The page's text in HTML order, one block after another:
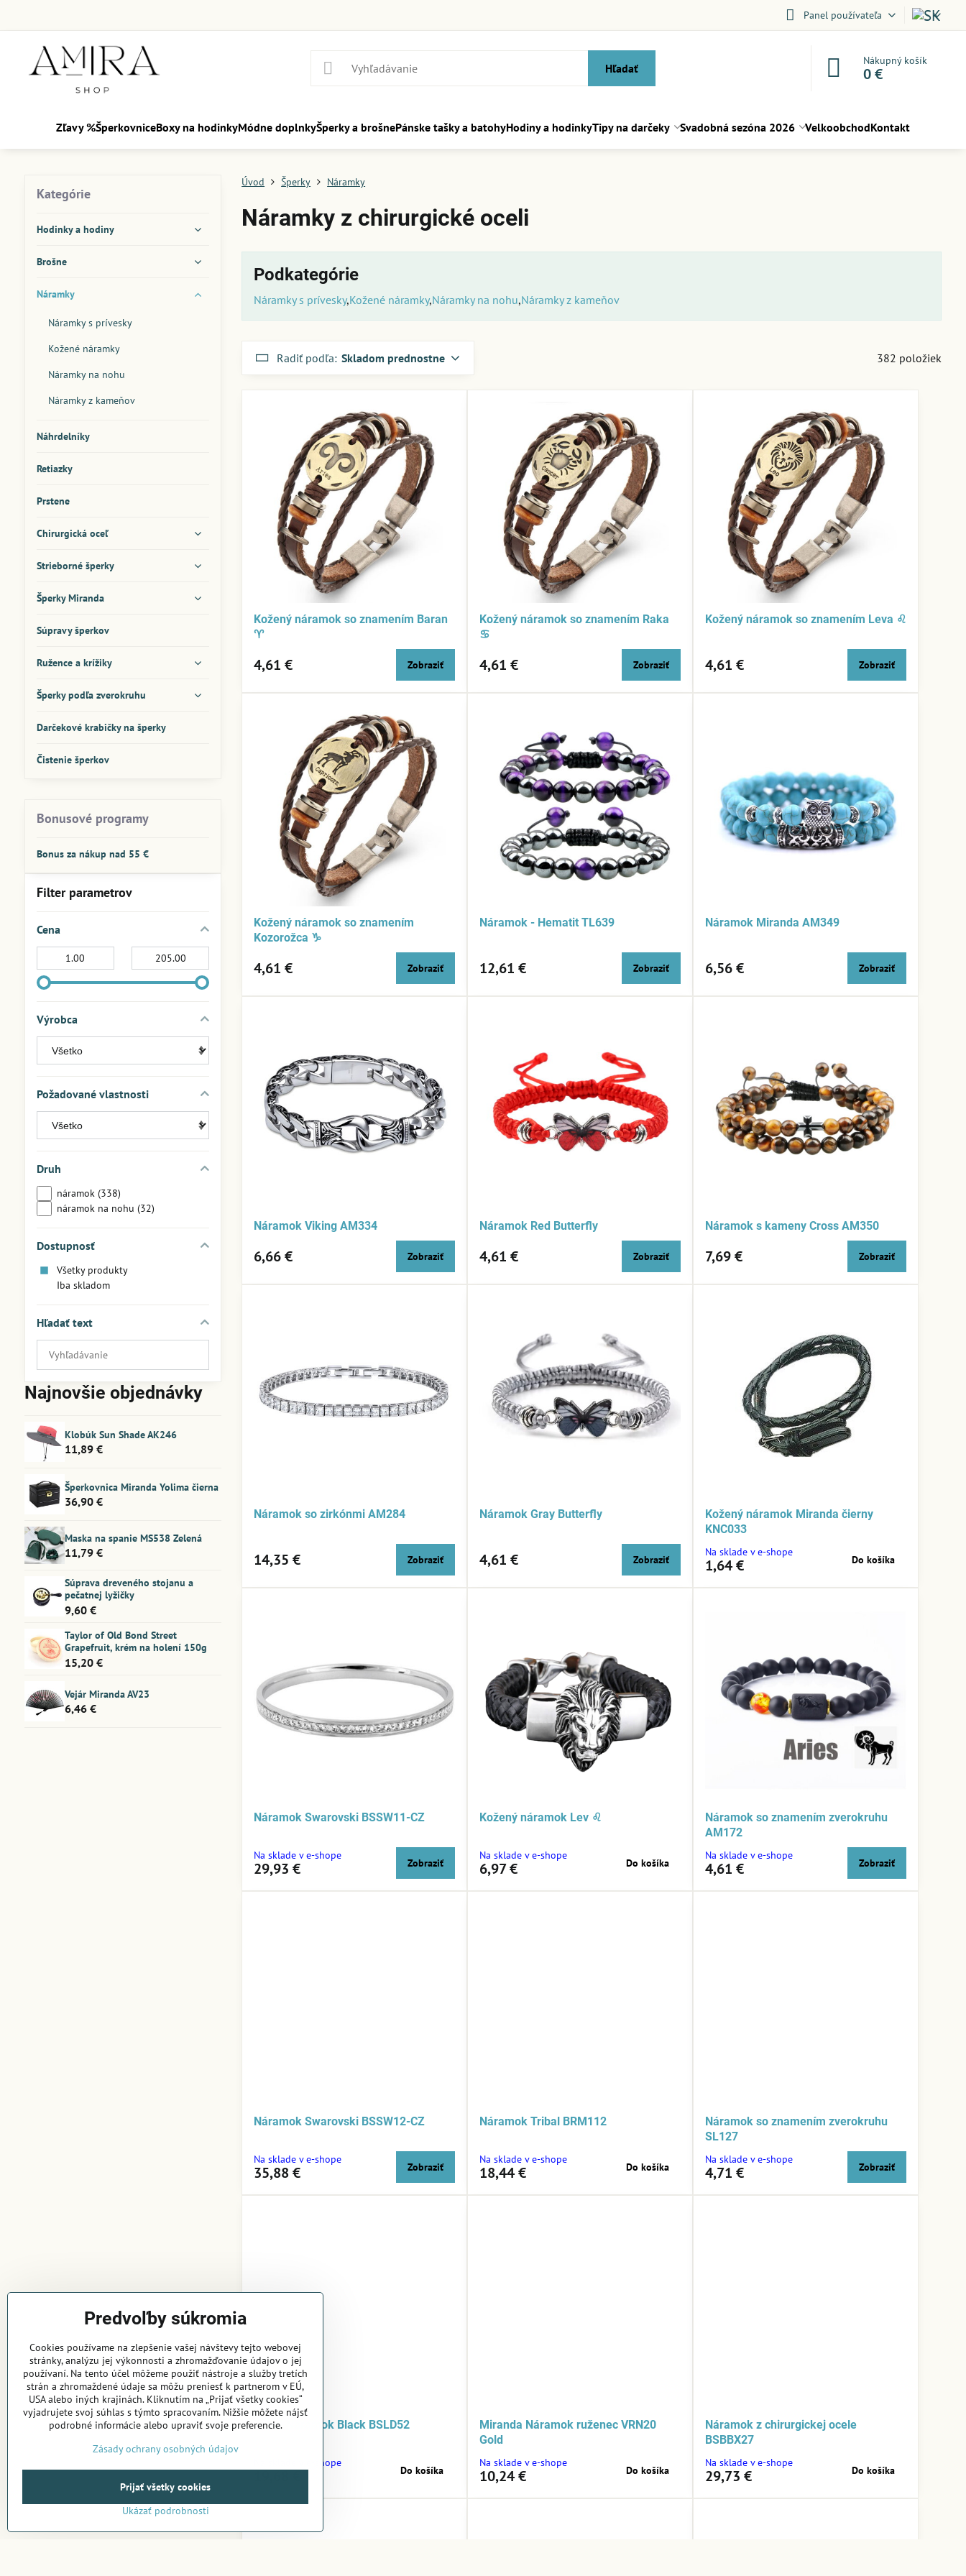
Panel používateľa
Hľadať
Nákupný košík
0 €
Zľavy %ŠperkovniceBoxy na hodinkyMódne doplnkyŠperky a brošnePánske tašky a batohyHodiny a hodinkyTipy na darčeky Svadobná sezóna 2026 VelkoobchodKontakt
Úvod Šperky Náramky
Náramky z chirurgické oceli
Podkategórie
Náramky s prívesky Kožené náramky Náramky na nohu Náramky z kameňov
Radiť podľa: Skladom prednostne 382 položiek
Kožený náramok so znamením Baran
♈
4,61 € Zobraziť
Kožený náramok so znamením Raka
♋
4,61 € Zobraziť
Kožený náramok so znamením Leva ♌
4,61 € Zobraziť
Kožený náramok so znamením
Kozorožca ♑
4,61 € Zobraziť
Náramok - Hematit TL639
12,61 € Zobraziť
Náramok Miranda AM349
6,56 € Zobraziť
Náramok Viking AM334
6,66 € Zobraziť
Náramok Red Butterfly
4,61 € Zobraziť
Náramok s kameny Cross AM350
7,69 € Zobraziť
Náramok so zirkónmi AM284
14,35 € Zobraziť
Náramok Gray Butterfly
4,61 € Zobraziť
Kožený náramok Miranda čierny
KNC033
Na sklade v e-shope
1,64 € Do košíka
Náramok Swarovski BSSW11-CZ
Na sklade v e-shope
29,93 € Zobraziť
Kožený náramok Lev ♌
Na sklade v e-shope
6,97 € Do košíka
Náramok so znamením zverokruhu
AM172
Na sklade v e-shope
4,61 € Zobraziť
Náramok Swarovski BSSW12-CZ
Na sklade v e-shope
35,88 € Zobraziť
Náramok Tribal BRM112
Na sklade v e-shope
18,44 € Do košíka
Náramok so znamením zverokruhu
SL127
Na sklade v e-shope
4,71 € Zobraziť
Tribal Náramok Black BSLD52
Na sklade v e-shope
19,68 € Do košíka
Miranda Náramok ruženec VRN20
Gold
Na sklade v e-shope
10,24 € Do košíka
Náramok z chirurgickej ocele
BSBBX27
Na sklade v e-shope
29,73 € Do košíka
Filter parametrov
Cena
Výrobca
Požadované vlastnosti
Druh
náramok (338)
náramok na nohu (32)
Dostupnosť
Všetky produkty
Iba skladom
Hľadať text
Prehľadať
výsledky
filtra
fulltextom
Kategórie
Hodinky a hodiny
Brošne
Náramky
Náramky s prívesky
Kožené náramky
Náramky na nohu
Náramky z kameňov
Náhrdelníky
Retiazky
Prstene
Chirurgická oceľ
Strieborné šperky
Šperky Miranda
Súpravy šperkov
Ružence a krížiky
Šperky podľa zverokruhu
Darčekové krabičky na šperky
Čistenie šperkov
Bonusové programy
Bonus za nákup nad 55 €
Najnovšie objednávky
Klobúk Sun Shade AK246
11,89 €
Šperkovnica Miranda Yolima čierna
36,90 €
Maska na spanie MS538 Zelená
11,79 €
Súprava dreveného stojanu a
pečatnej lyžičky
9,60 €
Taylor of Old Bond Street
Grapefruit, krém na holení 150g
15,20 €
Vejár Miranda AV23
6,46 €
Predvoľby súkromia
Cookies používame na zlepšenie vašej návštevy tejto webovej
stránky, analýzu jej výkonnosti a zhromažďovanie údajov o jej
používaní. Na tento účel môžeme použiť nástroje a služby tretích
strán a zhromaždené údaje sa môžu preniesť k partnerom v EÚ,
USA alebo iných krajinách. Kliknutím na „Prijať všetky cookies“
vyjadrujete svoj súhlas s týmto spracovaním. Nižšie môžete nájsť
podrobné informácie alebo upraviť svoje preferencie.
Zásady ochrany osobných údajov
Ukázať podrobnosti
Prijať všetky cookies